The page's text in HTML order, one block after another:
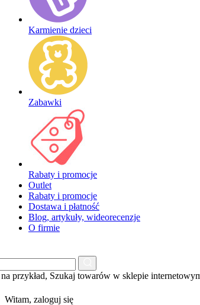
Karmienie dzieci
Zabawki
Rabaty i promocje
Outlet
Rabaty i promocje
Dostawa i płatność
Blog, artykuły, wideorecenzje
O firmie
przykład, Szukaj towarów w sklepie
Witam, zaloguj się